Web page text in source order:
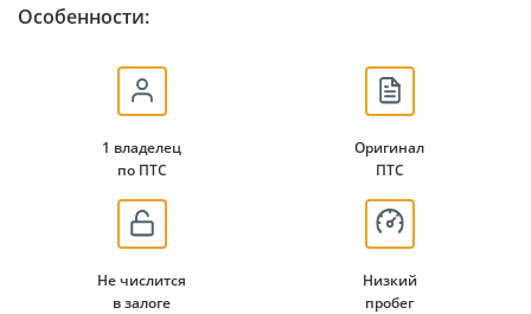
Особенности:
1 владелец
по ПТС
Оригинал
ПТС
Не числится
в залоге
Низкий
пробег